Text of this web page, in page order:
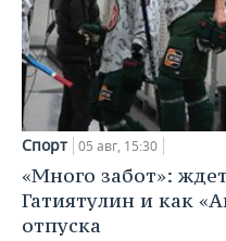
Спорт 05 авг, 15:30
«Много забот»:
Гатиятулин и как
отпуска